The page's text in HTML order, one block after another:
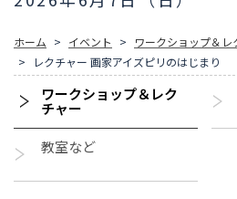
ホーム イベント
ワークショップ＆レ
レクチャー 画家アイズピリのはじまり
ワークショップ＆レク
チャー
教室など